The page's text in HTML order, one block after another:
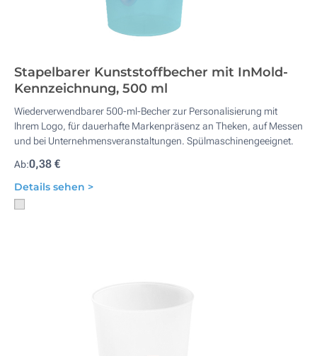
Stapelbarer Kunststoffbecher mit InMold-
Kennzeichnung, 500 ml
Wiederverwendbarer 500-ml-Becher zur Personalisierung mit
Ihrem Logo, für dauerhafte Markenpräsenz an Theken, auf Messen
und bei Unternehmensveranstaltungen. Spülmaschinengeeignet.
Ab:0,38 €
Details sehen >